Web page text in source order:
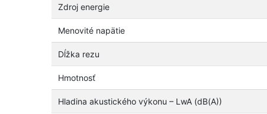
Zdroj energie
Menovité napätie
Dĺžka rezu
Hmotnosť
Hladina akustického výkonu – LwA (dB(A))